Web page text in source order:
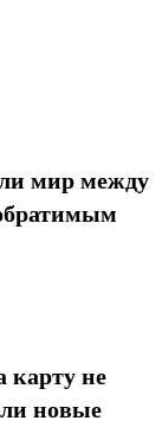
мир между
карту не
новые